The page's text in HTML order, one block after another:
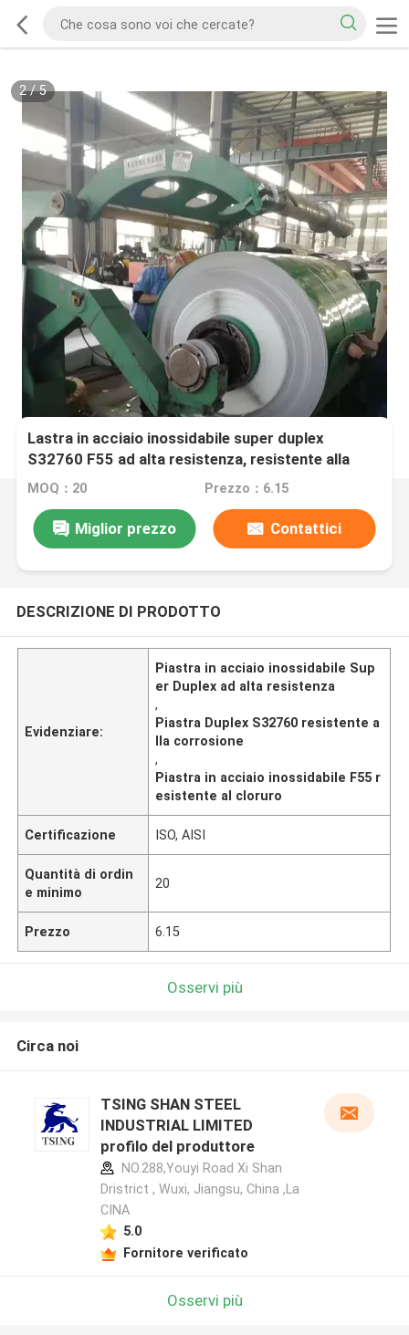
2/5
Lastra in acciaio inossidabile super duplex
S32760 F55 ad alta resistenza, resistente alla
corrosione e al cloruro
MOQ：20 Prezzo：6.15
Miglior prezzo Contattici
DESCRIZIONE DI PRODOTTO
Evidenziare:
Piastra in acciaio inossidabile Sup
er Duplex ad alta resistenza
,
Piastra Duplex S32760 resistente a
lla corrosione
,
Piastra in acciaio inossidabile F55 r
esistente al cloruro
Certificazione ISO, AISI
Quantità di ordin
e minimo
20
Prezzo 6.15
Osservi più
Circa noi
TSING SHAN STEEL
INDUSTRIAL LIMITED
profilo del produttore
NO.288,Youyi Road Xi Shan
Dristrict , Wuxi, Jiangsu, China ,La
CINA
5.0
Fornitore verificato
Osservi più